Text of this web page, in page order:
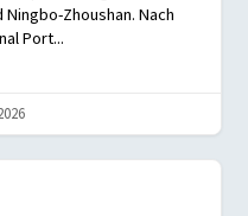
Zhoushan. Nach
Port...